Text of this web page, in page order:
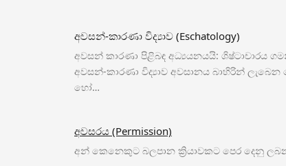
අවසන්-කාරණා විද්‍යාව (Eschatology)
අවසන් කාරණා පිළිබඳ අධ්‍යයනයයි:
අවසන්-කාරණා විද්‍යාව අවසානය බාහිරින්
හෝ…
අවසරය (Permission)
අන් කෙනෙකුට බලපාන ක්‍රියාවකට පෙර දෙනු